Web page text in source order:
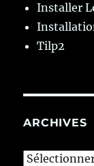
Installer
Tilp2
ARCHIVES
Archives